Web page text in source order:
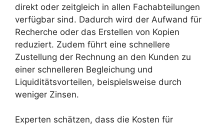
direkt oder zeitgleich in allen Fachabteilungen
verfügbar sind. Dadurch wird der Aufwand für
Recherche oder das Erstellen von Kopien
reduziert. Zudem führt eine schnellere
Zustellung der Rechnung an den Kunden zu
einer schnelleren Begleichung und
Liquiditätsvorteilen, beispielsweise durch
weniger Zinsen.
Experten schätzen, dass die Kosten für